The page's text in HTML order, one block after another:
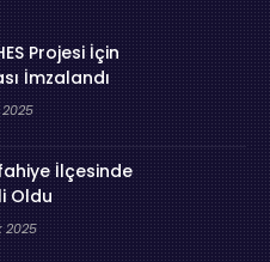
Projesi İçin
İmzalandı
İlçesinde
Oldu
2025